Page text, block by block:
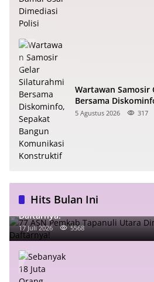
Wartawan Samosir
Bersama
Komunikasi
5 Agustus 2026 317
Hits Bulan Ini
77 ASN Pemkab Tapanuli Utara
Daftarnya!
17 Juli 2026 5568